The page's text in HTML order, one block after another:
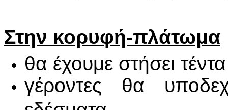
Στην κορυφή-πλάτωμα
θα έχουμε στήσει
γέροντες θα